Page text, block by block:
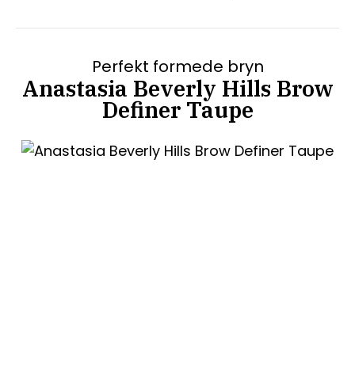
Perfekt formede bryn
Anastasia Beverly Hills Brow
Definer Taupe